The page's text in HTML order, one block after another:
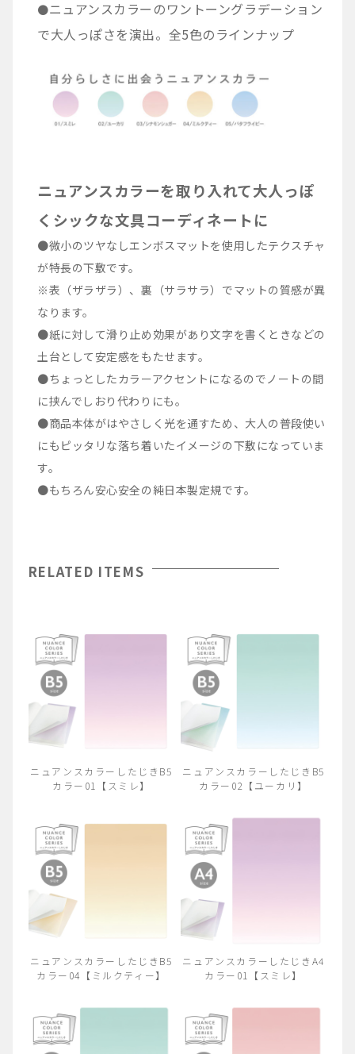
●ニュアンスカラーのワントーングラデーション
で大人っぽさを演出。全5色のラインナップ
ニュアンスカラーを取り入れて大人っぽ
くシックな文具コーディネートに
●微小のツヤなしエンボスマットを使用したテクスチャ
が特長の下敷です。
※表（ザラザラ）、裏（サラサラ）でマットの質感が異
なります。
●紙に対して滑り止め効果があり文字を書くときなどの
土台として安定感をもたせます。
●ちょっとしたカラーアクセントになるのでノートの間
に挟んでしおり代わりにも。
●商品本体がはやさしく光を通すため、大人の普段使い
にもピッタリな落ち着いたイメージの下敷になっていま
す。
●もちろん安心安全の純日本製定規です。
RELATED ITEMS
ニュアンスカラーしたじきB5
カラー01【スミレ】
ニュアンスカラーしたじきB5
カラー02【ユーカリ】
ニュアンスカラーしたじきB5
カラー04【ミルクティー】
ニュアンスカラーしたじきA4
カラー01【スミレ】